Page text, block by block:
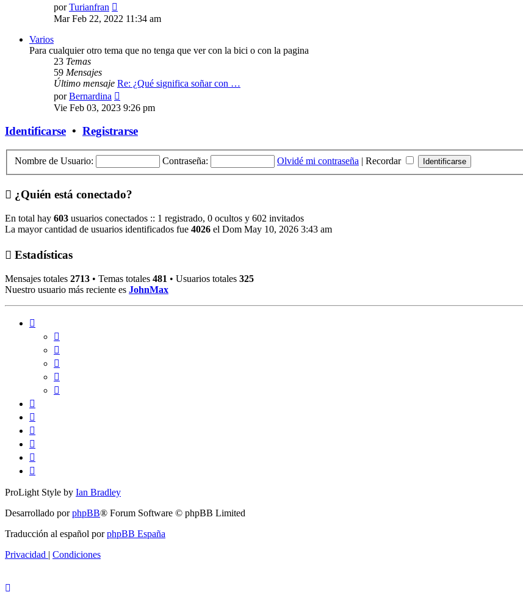
porTurianfran
último
Mar Feb 22, 2022 11:34 am
Varios
Para cualquier otro tema que no tenga que ver con la bici o con la pagina
23 Temas
59 Mensajes
Último mensaje Re: ¿Qué significa soñar con …
porBernardina
último
mensaje
Vie Feb 03, 2023 9:26 pm
Identificarse • Registrarse
Nombre de Usuario: Contraseña: Olvidé mi contraseña | Recordar
¿Quién está conectado?
En total hay 603 usuarios conectados :: 1 registrado, 0 ocultos y 602 invitados
La mayor cantidad de usuarios identificados fue 4026 el Dom May 10, 2026 3:43 am
Estadísticas
Mensajes totales 2713 • Temas totales 481 • Usuarios totales 325
Nuestro usuario más reciente es JohnMax
ProLight Style by Ian Bradley
Desarrollado porphpBB® Forum Software © phpBB Limited
Traducción al español porphpBB España
Privacidad | Condiciones